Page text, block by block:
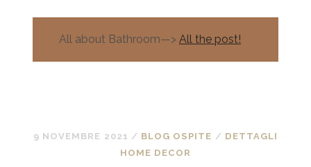
All about Bathroom—> All the post!
9 NOVEMBRE 2021 / BLOG OSPITE / DETTAGLI
HOME DECOR